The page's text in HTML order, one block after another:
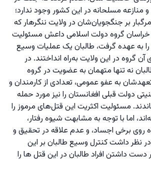
و منازعه مسلحانه در این کشور وجود ندارد؛
بر جنگجویان‌شان در ولایت ننگرهار که
خراسان گروه دولت اسلامی داعش مسئولیت
به عهده گرفت، طالبان یک عملیات وسیع
گروه در این ولایت به‌راه انداختند. در
نه تنها متهمان به عضویت در گروه
به عفو عمومی، تعدادی از کارمندان و
دولت قبلی افغانستان را نیز مورد حمله
مسئولیت اکثریت این قتل‌های مرموز را
اما با توجه به مشابهت شیوه رفتار،
روی برخی اجساد، و عدم علاقه در تحقیق و
نظر داشت کنترل وسیع طالبان بر این
دست داشتن افراد طالبان در این قتل ها را